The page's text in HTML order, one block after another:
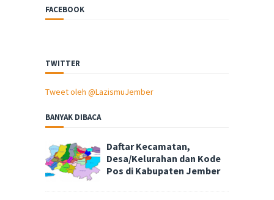
FACEBOOK
TWITTER
Tweet oleh @LazismuJember
BANYAK DIBACA
Daftar Kecamatan,
Desa/Kelurahan dan Kode
Pos di Kabupaten Jember